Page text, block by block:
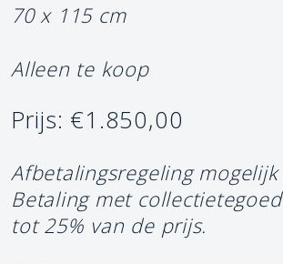
70 x 115 cm
Alleen te koop
Prijs: €1.850,00
Afbetalingsregeling mogelijk
Betaling met
tot 25% van de prijs.